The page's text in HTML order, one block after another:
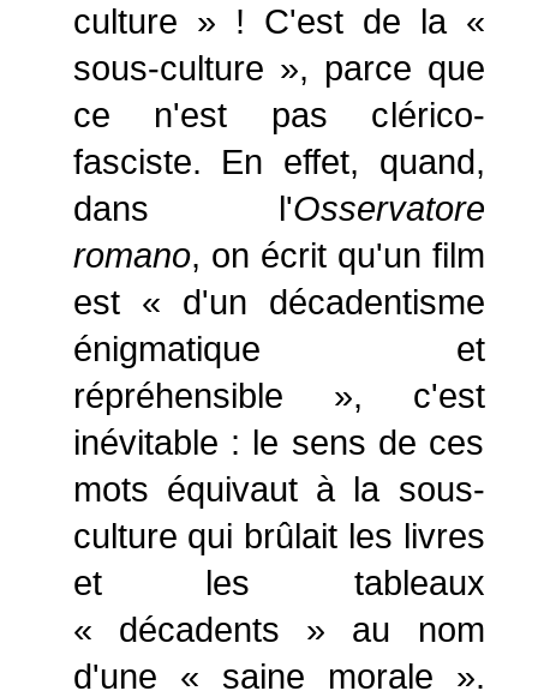
culture » ! C'est de la «
sous-culture », parce que
ce n'est pas clérico-
fasciste. En effet, quand,
dans l'Osservatore
romano, on écrit qu'un film
est « d'un décadentisme
énigmatique et
répréhensible », c'est
inévitable : le sens de ces
mots équivaut à la sous-
culture qui brûlait les livres
et les tableaux
« décadents » au nom
d'une « saine morale ».